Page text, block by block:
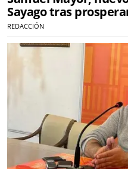
Sayago tras
REDACCIÓN